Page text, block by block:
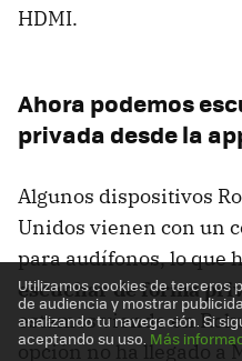
HDMI.
Ahora podemos
privada desde la
Algunos dispositivos
Unidos vienen con un
para audífonos, lo que
escuchar de forma
estamos viendo en
opción no ha llegado a
Utilizamos cookies de terceros
de audiencia y mostrar
analizando tu navegación. Si
aceptando su uso. Más